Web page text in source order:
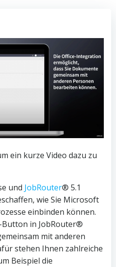
ein kurze Video dazu zu
und JobRouter® 5.1
wie Sie Microsoft
einbinden können.
in JobRouter®
mit anderen
stehen Ihnen zahlreiche
Beispiel die